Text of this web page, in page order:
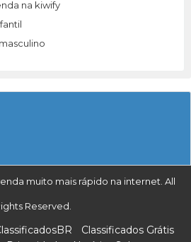
na kiwify
muito mais rápido na internet. All
Reserved.
Classificados Grátis